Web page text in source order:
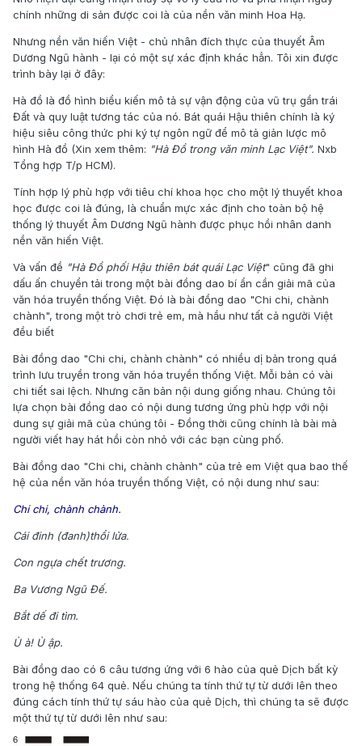
chính những di sản được coi là của nền văn minh Hoa Hạ.
Nhưng nền văn hiến Việt - chủ nhân đích thực của thuyết Âm
Dương Ngũ hành - lại có một sự xác định khác hẳn. Tôi xin được
trình bày lại ở đây:
Hà đồ là đồ hình biểu kiến mô tả sự vận động của vũ trụ gần trái
Đất và quy luật tương tác của nó. Bát quái Hậu thiên chính là ký
hiệu siêu công thức phi ký tự ngôn ngữ để mô tả giản lược mô
hình Hà đồ (Xin xem thêm: "Hà Đồ trong văn minh Lạc Việt". Nxb
Tổng hợp T/p HCM).
Tính hợp lý phù hợp với tiêu chí khoa học cho một lý thuyết khoa
học được coi là đúng, là chuẩn mực xác định cho toàn bộ hệ
thống lý thuyết Âm Dương Ngũ hành được phục hồi nhân danh
nền văn hiến Việt.
Và vấn đề "Hà Đồ phối Hậu thiên bát quái Lạc Việt" cũng đã ghi
dấu ấn chuyển tải trong một bài đồng dao bí ẩn cần giải mã của
văn hóa truyền thống Việt. Đó là bài đồng dao "Chi chi, chành
chành", trong một trò chơi trẻ em, mà hầu như tất cả người Việt
đều biết
Bài đồng dao "Chi chi, chành chành" có nhiều dị bản trong quá
trình lưu truyền trong văn hóa truyền thống Việt. Mỗi bản có vài
chi tiết sai lệch. Nhưng căn bản nội dung giống nhau. Chúng tôi
lựa chọn bài đồng dao có nội dung tương ứng phù hợp với nội
dung sự giải mã của chúng tôi - Đồng thời cũng chính là bài mà
người viết hay hát hồi còn nhỏ với các bạn cùng phố.
Bài đồng dao "Chi chi, chành chành" của trẻ em Việt qua bao thế
hệ của nền văn hóa truyền thống Việt, có nội dung như sau:
Chi chi, chành chành.
Cái đinh (đanh)thổi lửa.
Con ngựa chết trương.
Ba Vương Ngũ Đế.
Bắt dế đi tìm.
Ù à! Ù ập.
Bài đồng dao có 6 câu tương ứng với 6 hào của quẻ Dịch bất kỳ
trong hệ thống 64 quẻ. Nếu chúng ta tính thứ tự từ dưới lên theo
đúng cách tính thứ tự sáu hào của quẻ Dịch, thì chúng ta sẽ được
một thứ tự từ dưới lên như sau: